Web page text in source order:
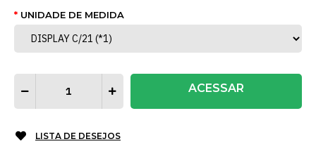
UNIDADE DE MEDIDA
ACESSAR
LISTA DE DESEJOS